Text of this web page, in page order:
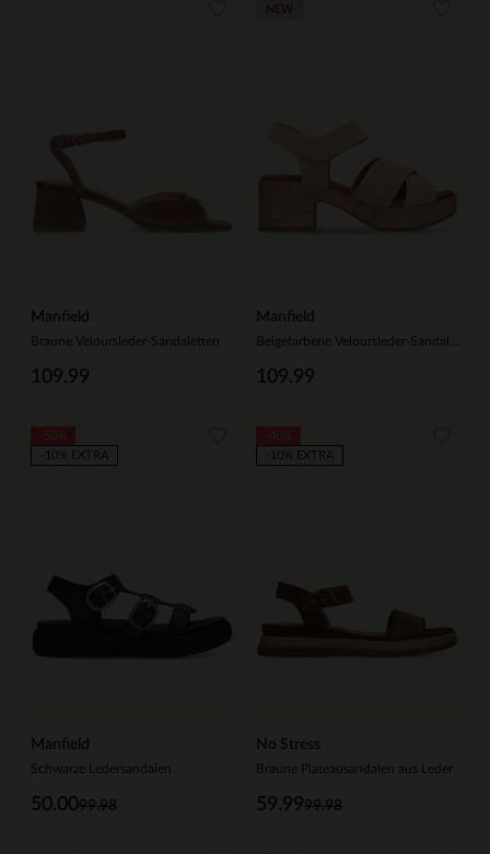
Manfield
Braune Veloursleder-Sandaletten
109.99
Manfield
109.99
Manfield
Schwarze Ledersandalen
99.98
50.00
-10% EXTRA
No Stress
Braune Plateausandalen aus Leder
99.98
59.99
-10% EXTRA